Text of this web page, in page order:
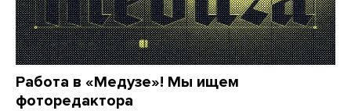
Работа в «Медузе»! Мы ищем
фоторедактора